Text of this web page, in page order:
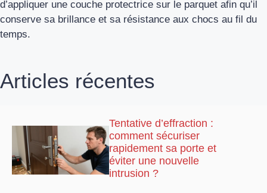
d’appliquer une couche protectrice sur le parquet afin qu’il
conserve sa brillance et sa résistance aux chocs au fil du
temps.
Articles récentes
Tentative d’effraction :
comment sécuriser
rapidement sa porte et
éviter une nouvelle
intrusion ?